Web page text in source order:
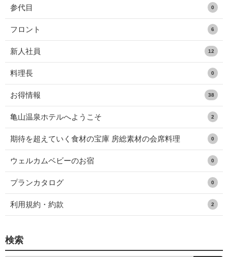
参代目 0
フロント 6
新人社員 12
料理長 0
お得情報 38
亀山温泉ホテルへようこそ 2
期待を超えていく食材の宝庫 房総素材の会席料理 0
ウェルカムベビーのお宿 0
プランカタログ 0
利用規約・約款 2
検索